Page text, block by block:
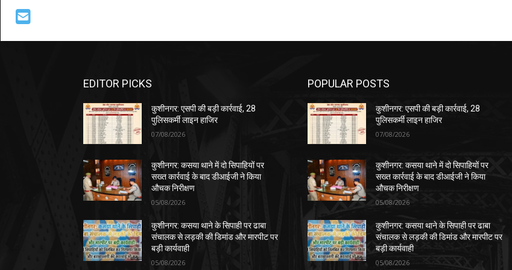
EDITOR PICKS
कुशीनगर: एसपी की बड़ी कार्रवाई, 28
पुलिसकर्मी लाइन हाजिर
07/08/2026
कुशीनगर: कसया थाने में दो सिपाहियों पर
सख्त कार्रवाई के बाद डीआईजी ने किया
औचक निरीक्षण
05/08/2026
कुशीनगर: कसया थाने के सिपाही पर ढाबा
संचालक से लड़की की डिमांड और मारपीट पर
बड़ी कार्यवाही
05/08/2026
POPULAR POSTS
कुशीनगर: एसपी की बड़ी कार्रवाई, 28
पुलिसकर्मी लाइन हाजिर
07/08/2026
कुशीनगर: कसया थाने में दो सिपाहियों पर
सख्त कार्रवाई के बाद डीआईजी ने किया
औचक निरीक्षण
05/08/2026
कुशीनगर: कसया थाने के सिपाही पर ढाबा
संचालक से लड़की की डिमांड और मारपीट पर
बड़ी कार्यवाही
05/08/2026